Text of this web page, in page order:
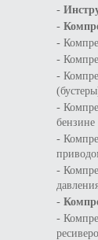
-
-
-
-
-
-
бензине
-
-
-
-